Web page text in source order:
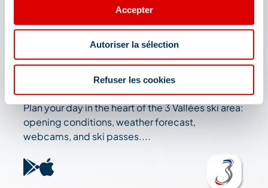
Accepter
Autoriser la sélection
Refuser les cookies
The 3 Vallées app: your
travel assistant
Check out all the live information about the ski
resort: map, events, activities, restaurants,
shuttles, and car park....
Plan your day in the heart of the 3 Vallées ski area:
opening conditions, weather forecast,
webcams, and ski passes....